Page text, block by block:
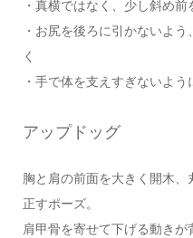
・真横ではなく、少し斜め
・お尻を後ろに引かないよ
く
・手で体を支えすぎないよう
アップドッグ
胸と肩の前面を大きく開木
正すポーズ。
肩甲骨を寄せて下げる動き